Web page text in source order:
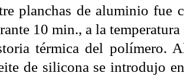
planchas de aluminio fue
10 min., a la
térmica del polímero.
de silicona se introdujo